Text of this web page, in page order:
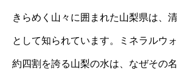
きらめく山々に囲まれた山梨県は、
として知られています。ミネラルウ
約四割を誇る山梨の水は、なぜその